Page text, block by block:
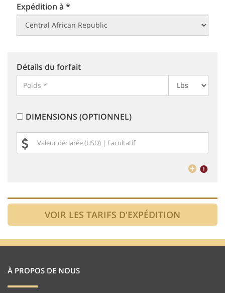
Expédition à *
Détails du forfait
DIMENSIONS (OPTIONNEL)
À PROPOS DE NOUS